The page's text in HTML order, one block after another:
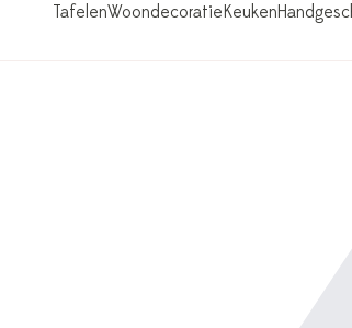
TafelenWoondecoratieKeuken